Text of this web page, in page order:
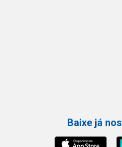
Baixe já